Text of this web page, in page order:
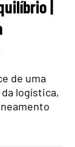
|
de uma
logística,